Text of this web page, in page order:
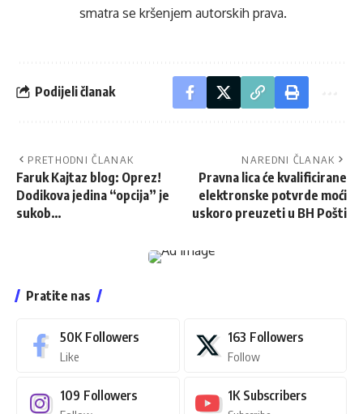
smatra se kršenjem autorskih prava.
Podijeli članak
PRETHODNI ČLANAK
Faruk Kajtaz blog: Oprez!
Dodikova jedina “opcija” je
sukob…
NAREDNI ČLANAK
Pravna lica će kvalificirane
elektronske potvrde moći
uskoro preuzeti u BH Pošti
Pratite nas
50K Followers
Like
163 Followers
Follow
109 Followers 1K Subscribers